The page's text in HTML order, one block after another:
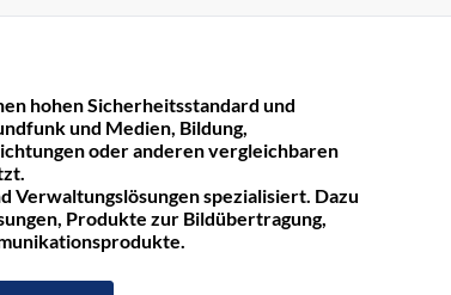
hohen Sicherheitsstandard und
und Medien, Bildung,
oder anderen vergleichbaren
Verwaltungslösungen spezialisiert. Dazu
Produkte zur Bildübertragung,